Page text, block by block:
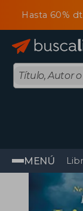
Hasta 60%
MENÚ